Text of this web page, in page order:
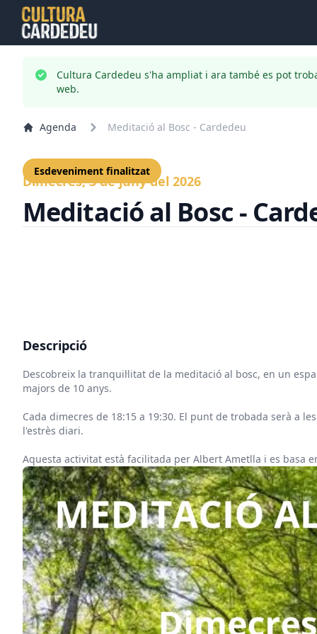
Cultura Cardedeu s'ha ampliat i ara també es pot
web.
Agenda Meditació al Bosc - Cardedeu
Esdeveniment finalitzat
Dimecres, 3 de juny del 2026
Meditació al Bosc -
Descripció
Descobreix la tranquil·litat de la meditació al bosc, en un
majors de 10 anys.
Cada dimecres de 18:15 a 19:30. El punt de trobada serà a
l'estrès diari.
Aquesta activitat està facilitada per Albert Ametlla i es